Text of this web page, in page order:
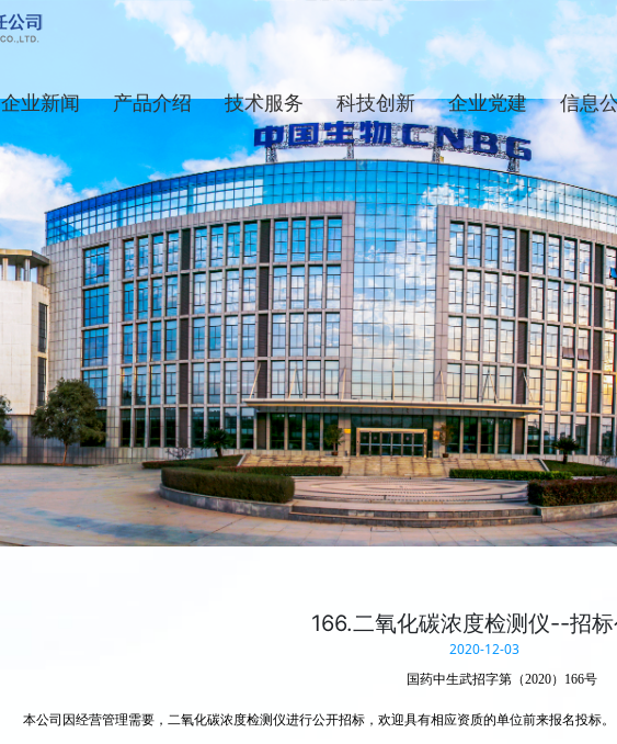
企业新闻 产品介绍 技术服务 科技创新 企业党建 信息
166.二氧化碳浓度检测仪--招
2020-12-03
国药中生武招字第（2020）166号
本公司因经营管理需要，二氧化碳浓度检测仪进行公开招标，欢迎具有相应资质的单位前来报名投标。